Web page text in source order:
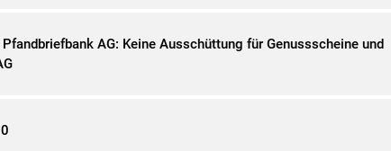
AG: Keine Ausschüttung für Genussscheine und